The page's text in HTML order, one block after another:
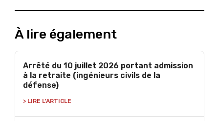
À lire également
Arrêté du 10 juillet 2026 portant admission
à la retraite (ingénieurs civils de la
défense)
> LIRE L'ARTICLE